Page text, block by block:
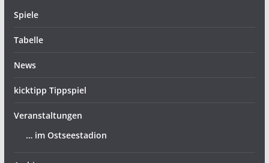
Spiele
Tabelle
News
kicktipp Tippspiel
Veranstaltungen
… im Ostseestadion